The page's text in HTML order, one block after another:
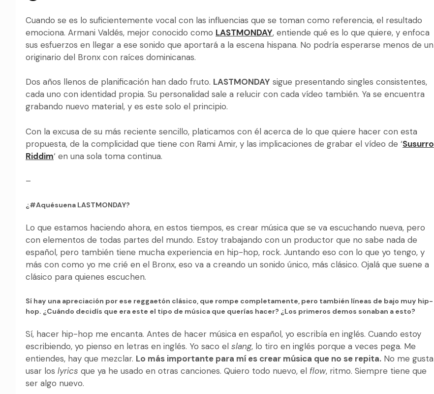
Cuando se es lo suficientemente vocal con las influencias que se toman como referencia, el resultado
emociona. Armani Valdés, mejor conocido como LASTMONDAY, entiende qué es lo que quiere, y enfoca
sus esfuerzos en llegar a ese sonido que aportará a la escena hispana. No podría esperarse menos de un
originario del Bronx con raíces dominicanas.
Dos años llenos de planificación han dado fruto. LASTMONDAY sigue presentando singles consistentes,
cada uno con identidad propia. Su personalidad sale a relucir con cada vídeo también. Ya se encuentra
grabando nuevo material, y es este solo el principio.
Con la excusa de su más reciente sencillo, platicamos con él acerca de lo que quiere hacer con esta
propuesta, de la complicidad que tiene con Rami Amir, y las implicaciones de grabar el vídeo de ‘Susurro
Riddim‘ en una sola toma continua.
–
¿#Aquésuena LASTMONDAY?
Lo que estamos haciendo ahora, en estos tiempos, es crear música que se va escuchando nueva, pero
con elementos de todas partes del mundo. Estoy trabajando con un productor que no sabe nada de
español, pero también tiene mucha experiencia en hip-hop, rock. Juntando eso con lo que yo tengo, y
más con como yo me crié en el Bronx, eso va a creando un sonido único, más clásico. Ojalá que suene a
clásico para quienes escuchen.
Sí hay una apreciación por ese reggaetón clásico, que rompe completamente, pero también líneas de bajo muy hip-
hop. ¿Cuándo decidís que era este el tipo de música que querías hacer? ¿Los primeros demos sonaban a esto?
Sí, hacer hip-hop me encanta. Antes de hacer música en español, yo escribía en inglés. Cuando estoy
escribiendo, yo pienso en letras en inglés. Yo saco el slang, lo tiro en inglés porque a veces pega. Me
entiendes, hay que mezclar. Lo más importante para mí es crear música que no se repita. No me gusta
usar los lyrics que ya he usado en otras canciones. Quiero todo nuevo, el flow, ritmo. Siempre tiene que
ser algo nuevo.